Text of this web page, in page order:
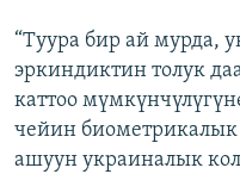
“Туура бир ай мурда,
эркиндиктин толук
каттоо
чейин
ашуун украиналык